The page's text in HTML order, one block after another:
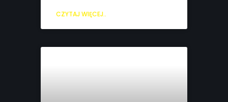
CZYTAJ WIĘCEJ..